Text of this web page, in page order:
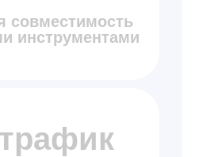
совместимость
инструментами